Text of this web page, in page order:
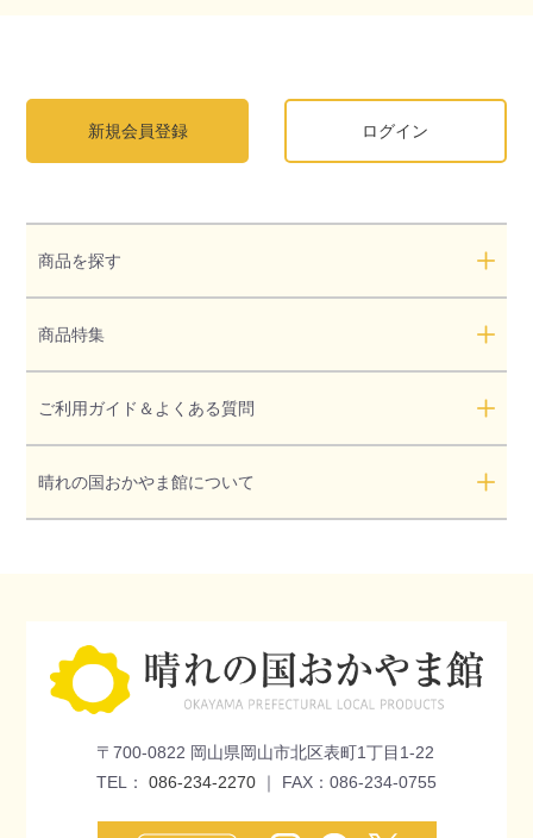
新規会員登録 ログイン
商品を探す
商品特集
ご利用ガイド＆よくある質問
晴れの国おかやま館について
〒700-0822 岡山県岡山市北区表町1丁目1-22
TEL： 086-234-2270 ｜ FAX：086-234-0755